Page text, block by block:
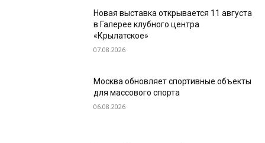
Новая выставка открывается 11 августа
в Галерее клубного центра
«Крылатское»
07.08.2026
Москва обновляет спортивные объекты
для массового спорта
06.08.2026